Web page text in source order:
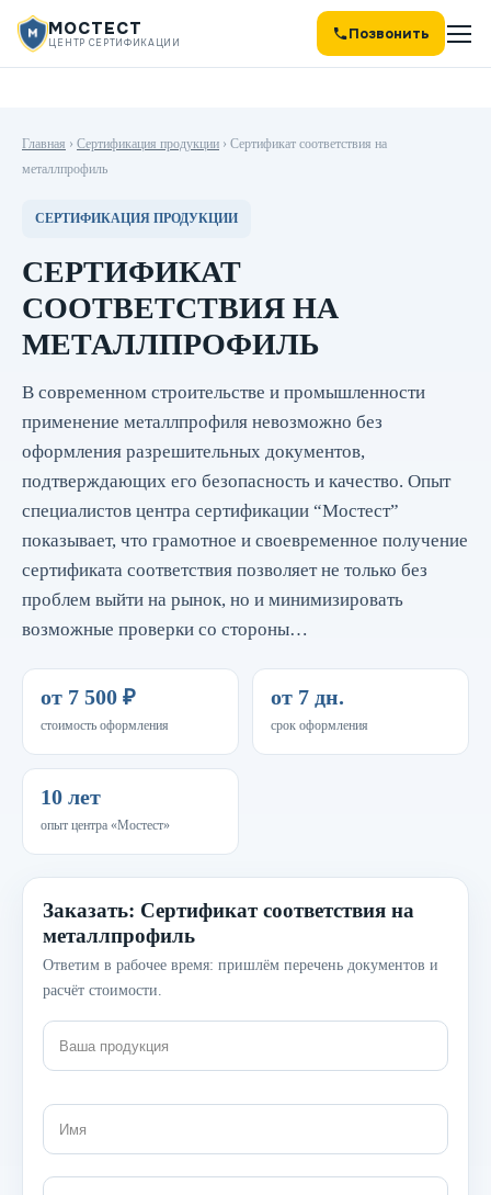
МОСТЕСТ
ЦЕНТР СЕРТИФИКАЦИИ Позвонить
Главная › Сертификация продукции › Сертификат соответствия на
металлпрофиль
СЕРТИФИКАЦИЯ ПРОДУКЦИИ
СЕРТИФИКАТ
СООТВЕТСТВИЯ НА
МЕТАЛЛПРОФИЛЬ
В современном строительстве и промышленности
применение металлпрофиля невозможно без
оформления разрешительных документов,
подтверждающих его безопасность и качество. Опыт
специалистов центра сертификации “Мостест”
показывает, что грамотное и своевременное получение
сертификата соответствия позволяет не только без
проблем выйти на рынок, но и минимизировать
возможные проверки со стороны…
от 7 500 ₽
стоимость оформления
от 7 дн.
срок оформления
10 лет
опыт центра «Мостест»
Заказать: Сертификат соответствия на
металлпрофиль
Ответим в рабочее время: пришлём перечень документов и
расчёт стоимости.